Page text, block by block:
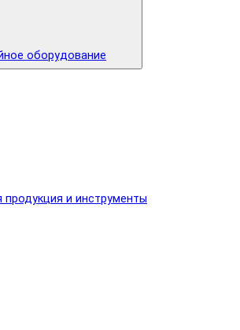
оборудование
продукция и инструменты